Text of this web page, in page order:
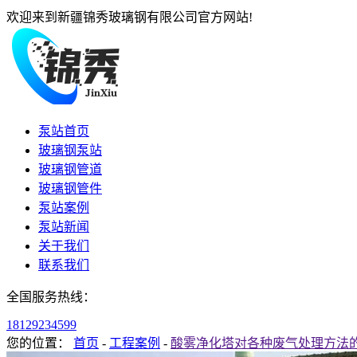
欢迎来到新疆锦秀玻璃钢有限公司官方网站!
泵站首页
玻璃钢泵站
玻璃钢管道
玻璃钢管件
泵站案例
泵站新闻
关于我们
联系我们
全国服务热线：
18129234599
您的位置： 首页 - 工程案例 - 酸雾净化塔对各种废气处理方法